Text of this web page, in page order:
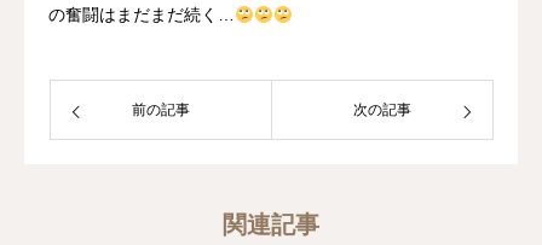
の奮闘はまだまだ続く…
前の記事 次の記事
関連記事